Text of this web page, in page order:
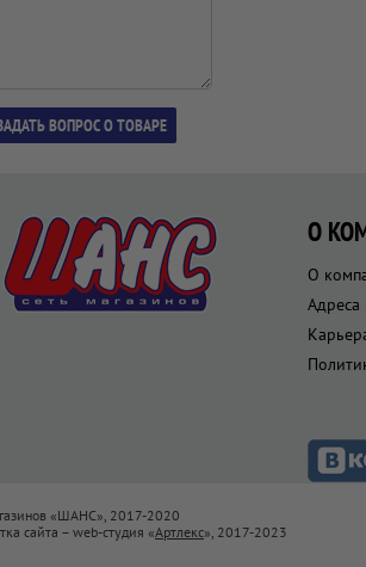
О
О
Адреса
«ШАНС», 2017-2020
сайта – web-студия «Артлекс», 2017-2023